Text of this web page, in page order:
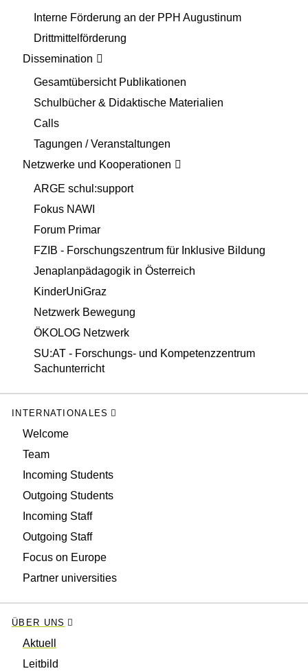
Interne Förderung an der PPH Augustinum
Drittmittelförderung
Dissemination
Gesamtübersicht Publikationen
Schulbücher & Didaktische Materialien
Calls
Tagungen / Veranstaltungen
Netzwerke und Kooperationen
ARGE schul:support
Fokus NAWI
Forum Primar
FZIB - Forschungszentrum für Inklusive Bildung
Jenaplanpädagogik in Österreich
KinderUniGraz
Netzwerk Bewegung
ÖKOLOG Netzwerk
SU:AT - Forschungs- und Kompetenzzentrum
Sachunterricht
INTERNATIONALES
Welcome
Team
Incoming Students
Outgoing Students
Incoming Staff
Outgoing Staff
Focus on Europe
Partner universities
ÜBER UNS
Aktuell
Leitbild